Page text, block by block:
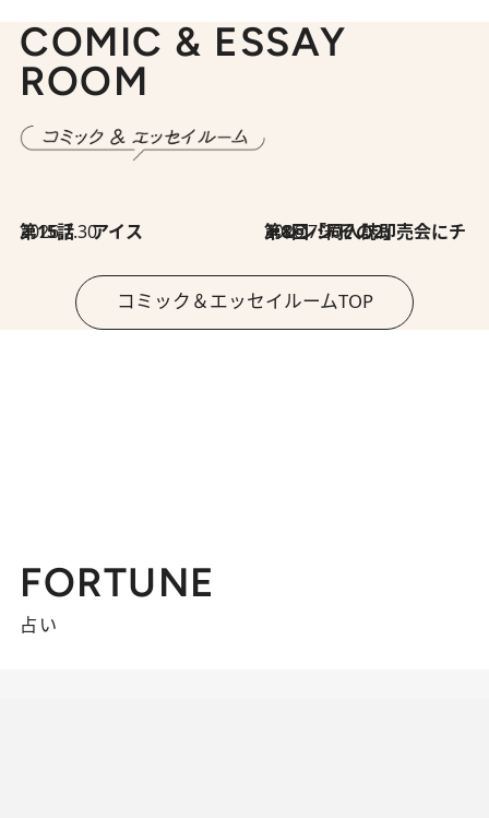
COMIC & ESSAY
ROOM
2026.7.30
第15話 アイス 2026.7.30
第8回「同人誌即売会にチャレンジ その2」
コミック＆エッセイルームTOP
FORTUNE
占い